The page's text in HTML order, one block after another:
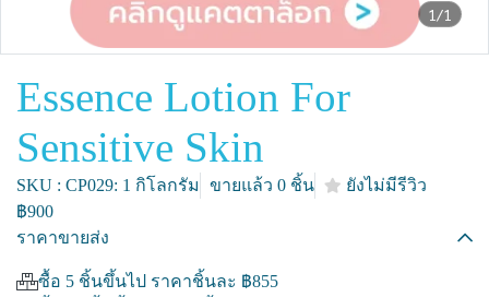
1/1
Essence Lotion For
Sensitive Skin
SKU : CP029: 1 กิโลกรัม ขายแล้ว 0 ชิ้น
ยังไม่มีรีวิว
฿900
ราคาขายส่ง
ซื้อ 5 ชิ้นขึ้นไป ราคาชิ้นละ ฿855